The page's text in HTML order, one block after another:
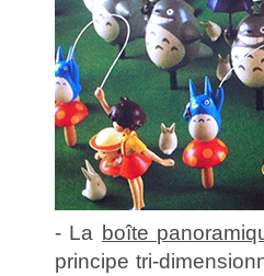
- La boîte
principe tri-